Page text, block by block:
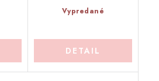
Vypredané
DETAIL